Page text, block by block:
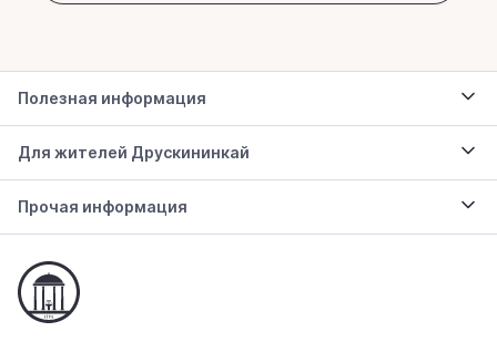
Полезная информация
Для жителей Друскининкай
Прочая информация